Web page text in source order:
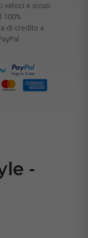
veloci e sicuri
100%
di credito e
-